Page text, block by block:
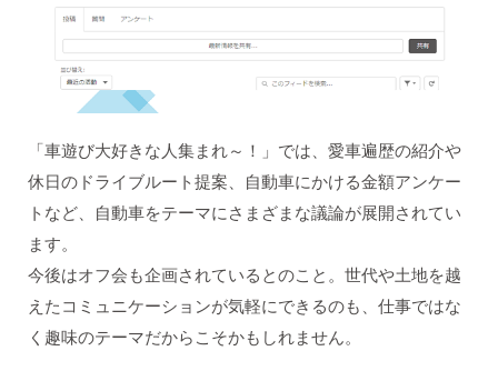
「車遊び大好きな人集まれ～！」では、愛車遍歴の紹介や
休日のドライブルート提案、自動車にかける金額アンケー
トなど、自動車をテーマにさまざまな議論が展開されてい
ます。
今後はオフ会も企画されているとのこと。世代や土地を越
えたコミュニケーションが気軽にできるのも、仕事ではな
く趣味のテーマだからこそかもしれません。